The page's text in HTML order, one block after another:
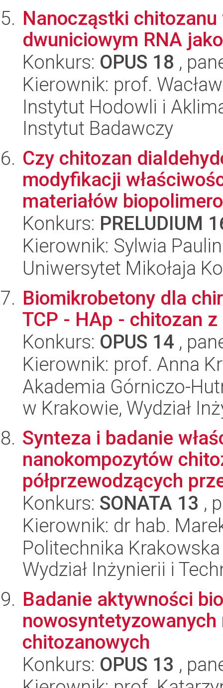
Nanocząstki
dwuniciowym RNA
Konkurs: OPUS 18 ,
Kierownik: prof.
Instytut Hodowli i
Instytut Badawczy
Czy chitozan
modyfikacji
materiałów
Konkurs: PRELUDIUM
Kierownik: Sylwia
Uniwersytet Mikołaja
Biomikrobetony dla
TCP - HAp - chitozan
Konkurs: OPUS 14 ,
Kierownik: prof. Anna
Akademia Górniczo-
w Krakowie, Wydział
Synteza i badanie
nanokompozytów
półprzewodzących
Konkurs: SONATA 13 ,
Kierownik: dr hab.
Politechnika
Wydział Inżynierii i
Badanie aktywności
chitozanowych
Konkurs: OPUS 13 ,